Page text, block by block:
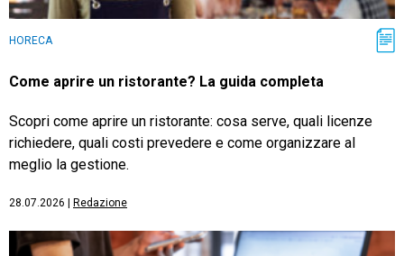
HORECA
Come aprire un ristorante? La guida completa
Scopri come aprire un ristorante: cosa serve, quali licenze
richiedere, quali costi prevedere e come organizzare al
meglio la gestione.
28.07.2026 Redazione